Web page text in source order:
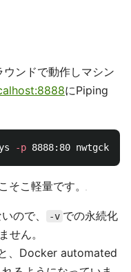
て、実行権限を与えて
が立ち上がりま
port
がメリットです。
...-win.exe が
グがつくとCI上で自
ナリをデプロイする
Serverと別リポジ